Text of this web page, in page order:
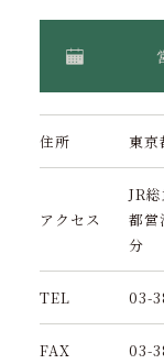
住所 東
アクセス
JR
都営
分
TEL 03-
FAX 03-